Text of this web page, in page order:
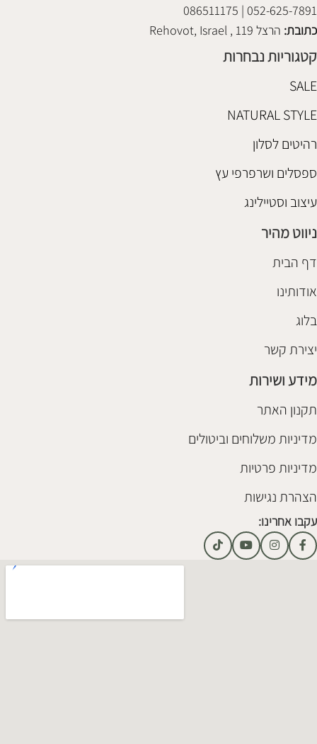
052-625-7891 | 086511175
כתובת: הרצל 119 , Rehovot, Israel
קטגוריות נבחרות
SALE
NATURAL STYLE
רהיטים לסלון
ספסלים ושרפרפי עץ
עיצוב וסטיילינג
ניווט מהיר
דף הבית
אודותינו
בלוג
יצירת קשר
מידע ושירות
תקנון האתר
מדיניות משלוחים וביטולים
מדיניות פרטיות
הצהרת נגישות
עקבו אחרינו: